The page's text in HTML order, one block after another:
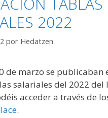
2022
por Hedatzen
de marzo se publicaban
salariales del 2022 del
acceder a través de
.